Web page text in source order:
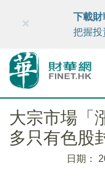
財華智庫網
×
下載財
把握投
大宗市場「
多只有色股
日期：